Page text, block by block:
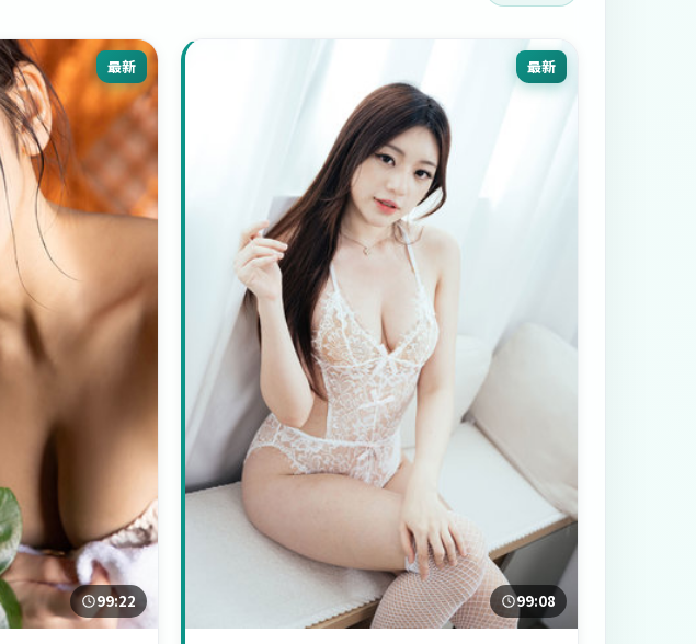
最新
99:22
最新
99:08